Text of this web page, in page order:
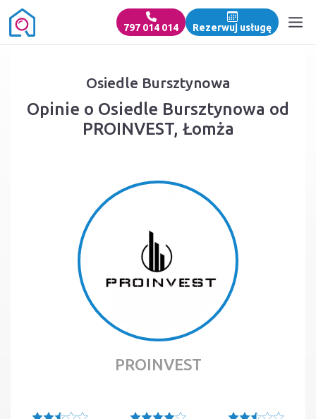
797 014 014 Rezerwuj usługę
Osiedle Bursztynowa
Opinie o Osiedle Bursztynowa od
PROINVEST, Łomża
PROINVEST